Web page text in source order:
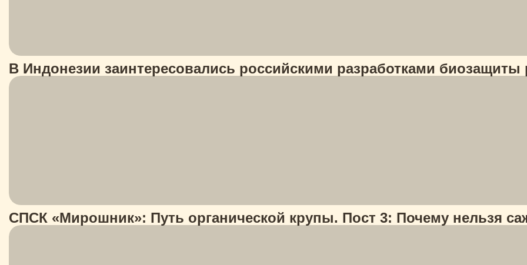
В Индонезии заинтересовались российскими разработками биозащиты
СПСК «Мирошник»: Путь органической крупы. Пост 3: Почему нельзя